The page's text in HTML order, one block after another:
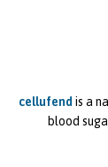
cellufend is a
blood